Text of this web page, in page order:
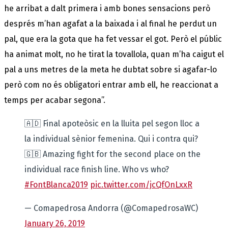
he arribat a dalt primera i amb bones sensacions però
després m’han agafat a la baixada i al final he perdut un
pal, que era la gota que ha fet vessar el got. Però el públic
ha animat molt, no he tirat la tovallola, quan m’ha caigut el
pal a uns metres de la meta he dubtat sobre si agafar-lo
però com no és obligatori entrar amb ell, he reaccionat a
temps per acabar segona”.
🇦🇩 Final apoteòsic en la lluita pel segon lloc a
la individual sènior femenina. Qui i contra qui?
🇬🇧 Amazing fight for the second place on the
individual race finish line. Who vs who?
#FontBlanca2019 pic.twitter.com/jcQfOnLxxR
— Comapedrosa Andorra (@ComapedrosaWC)
January 26, 2019